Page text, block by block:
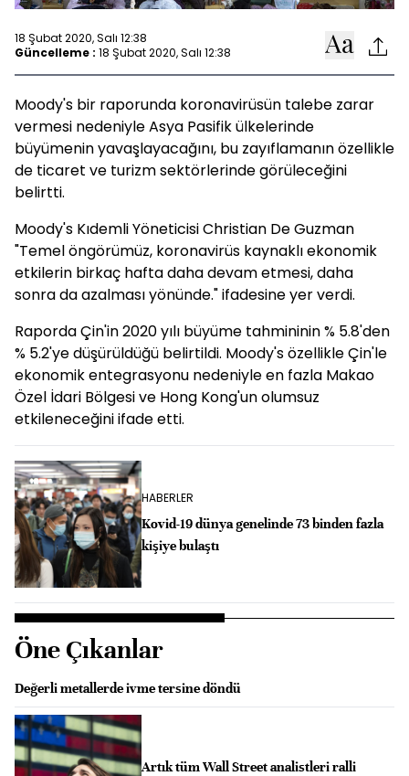
18 Şubat 2020, Salı 12:38
Güncelleme : 18 Şubat 2020, Salı 12:38
Moody's bir raporunda koronavirüsün talebe zarar
vermesi nedeniyle Asya Pasifik ülkelerinde
büyümenin yavaşlayacağını, bu zayıflamanın özellikle
de ticaret ve turizm sektörlerinde görüleceğini
belirtti.
Moody's Kıdemli Yöneticisi Christian De Guzman
"Temel öngörümüz, koronavirüs kaynaklı ekonomik
etkilerin birkaç hafta daha devam etmesi, daha
sonra da azalması yönünde." ifadesine yer verdi.
Raporda Çin'in 2020 yılı büyüme tahmininin % 5.8'den
% 5.2'ye düşürüldüğü belirtildi. Moody's özellikle Çin'le
ekonomik entegrasyonu nedeniyle en fazla Makao
Özel İdari Bölgesi ve Hong Kong'un olumsuz
etkileneceğini ifade etti.
HABERLER
Kovid-19 dünya genelinde 73 binden fazla
kişiye bulaştı
Öne Çıkanlar
Değerli metallerde ivme tersine döndü
Artık tüm Wall Street analistleri ralli